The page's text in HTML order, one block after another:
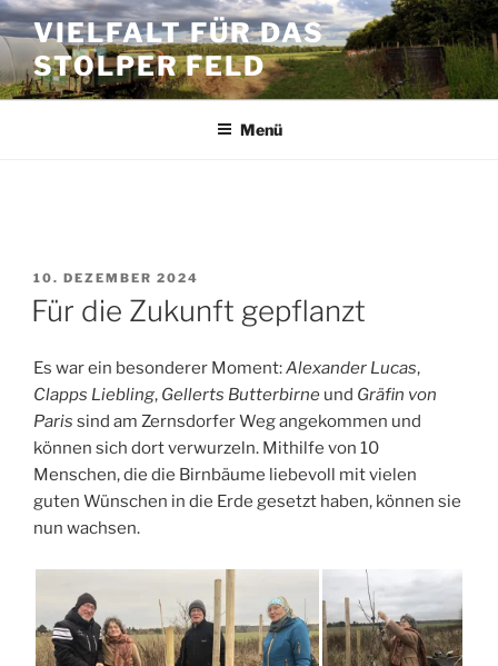
Zum
Inhalt
springen
VIELFALT FÜR DAS
STOLPER FELD
Menü
VERÖFFENTLICHT
AM
10. DEZEMBER 2024
Für die Zukunft gepflanzt
Es war ein besonderer Moment:Alexander Lucas,
Clapps Liebling, Gellerts Butterbirne und Gräfin von
Paris sind am Zernsdorfer Weg angekommen und
können sich dort verwurzeln. Mithilfe von 10
Menschen, die die Birnbäume liebevoll mit vielen
guten Wünschen in die Erde gesetzt haben, können sie
nun wachsen.